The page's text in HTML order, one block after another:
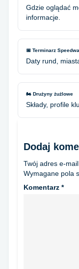
Gdzie oglądać
informacje.
📅 Terminarz
Daty rund,
🏍️ Drużyny żużlowe
Składy, profile
Dodaj
Twój adres e-
Wymagane pola
Komentarz *